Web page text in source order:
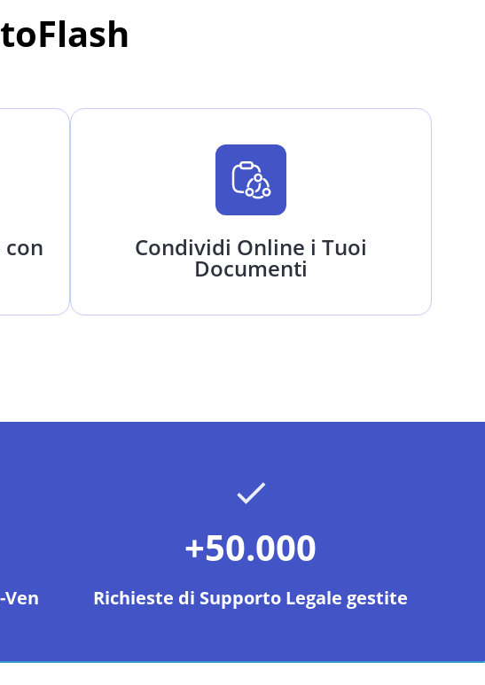
con Condividi Online i Tuoi
Documenti
+50.000
Richieste di Supporto Legale gestite